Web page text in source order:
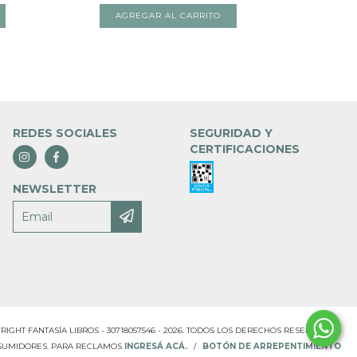
REDES SOCIALES
NEWSLETTER
SEGURIDAD Y
CERTIFICACIONES
FANTASÍA LIBROS - 30718057546 - 2026. TODOS LOS DERECHOS RESERVADOS.
PARA RECLAMOS
INGRESÁ ACÁ. / BOTÓN DE ARREPENTIMIENTO